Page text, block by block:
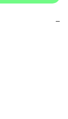
−